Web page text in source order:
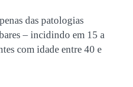
das patologias
– incidindo em 15 a
com idade entre 40 e